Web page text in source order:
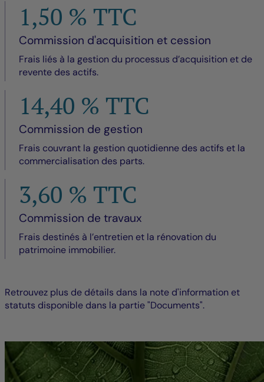
1,50 % TTC
Commission d'acquisition et cession
Frais liés à la gestion du processus d’acquisition et de
revente des actifs.
14,40 % TTC
Commission de gestion
Frais couvrant la gestion quotidienne des actifs et la
commercialisation des parts.
3,60 % TTC
Commission de travaux
Frais destinés à l’entretien et la rénovation du
patrimoine immobilier.
Retrouvez plus de détails dans la note d'information et
statuts disponible dans la partie "Documents".